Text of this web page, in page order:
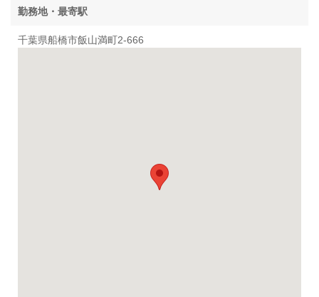
勤務地・最寄駅
千葉県船橋市飯山満町2-666